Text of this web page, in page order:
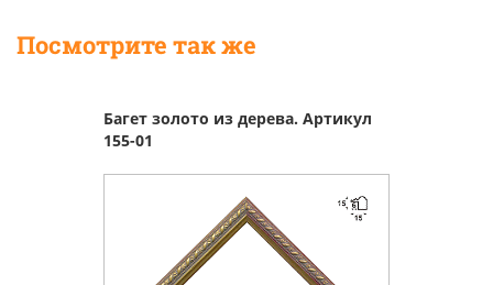
Посмотрите так же
Багет золото из дерева. Артикул
155-01